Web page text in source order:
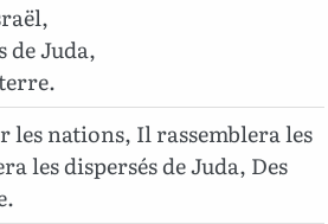
de Juda,
les nations, Il rassemblera les
les dispersés de Juda, Des